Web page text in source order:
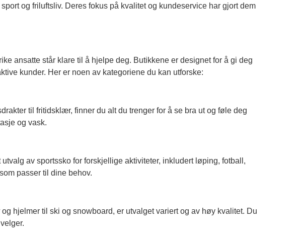
og friluftsliv. Deres fokus på kvalitet og kundeservice har gjort dem
ansatte står klare til å hjelpe deg. Butikkene er designet for å gi deg
kunder. Her er noen av kategoriene du kan utforske:
til fritidsklær, finner du alt du trenger for å se bra ut og føle deg
og vask.
av sportssko for forskjellige aktiviteter, inkludert løping, fotball,
passer til dine behov.
hjelmer til ski og snowboard, er utvalget variert og av høy kvalitet. Du